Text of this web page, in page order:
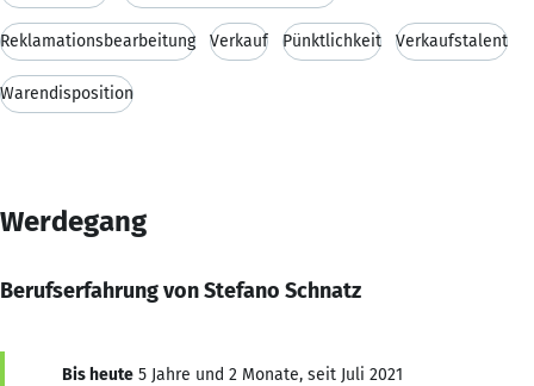
Reklamationsbearbeitung Verkauf Pünktlichkeit Verkaufstalent
Warendisposition
Werdegang
Berufserfahrung von Stefano Schnatz
Bis heute 5 Jahre und 2 Monate, seit Juli 2021